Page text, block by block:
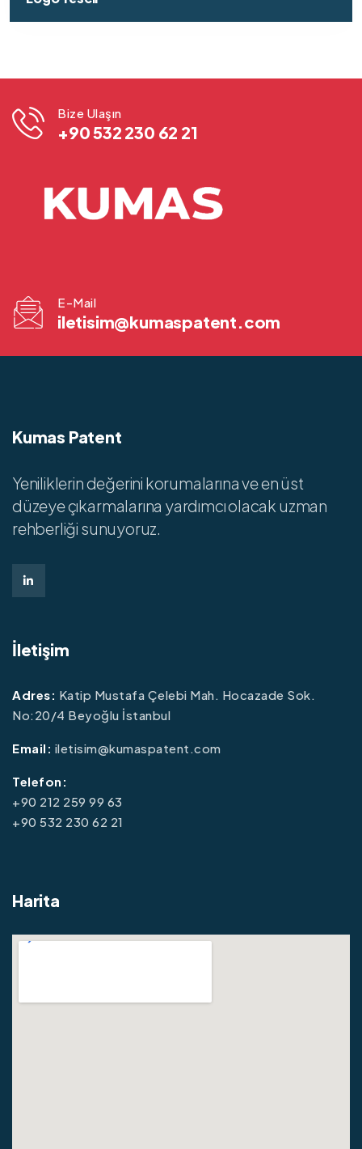
Bize Ulaşın
+90 532 230 62 21
E-Mail
iletisim@kumaspatent.com
Kumas Patent
Yeniliklerin değerini korumalarına ve en üst
düzeye çıkarmalarına yardımcı olacak uzman
rehberliği sunuyoruz.
İletişim
Adres: Katip Mustafa Çelebi Mah. Hocazade Sok.
No:20/4 Beyoğlu İstanbul
Email: iletisim@kumaspatent.com
Telefon:
+90 212 259 99 63
+90 532 230 62 21
Harita